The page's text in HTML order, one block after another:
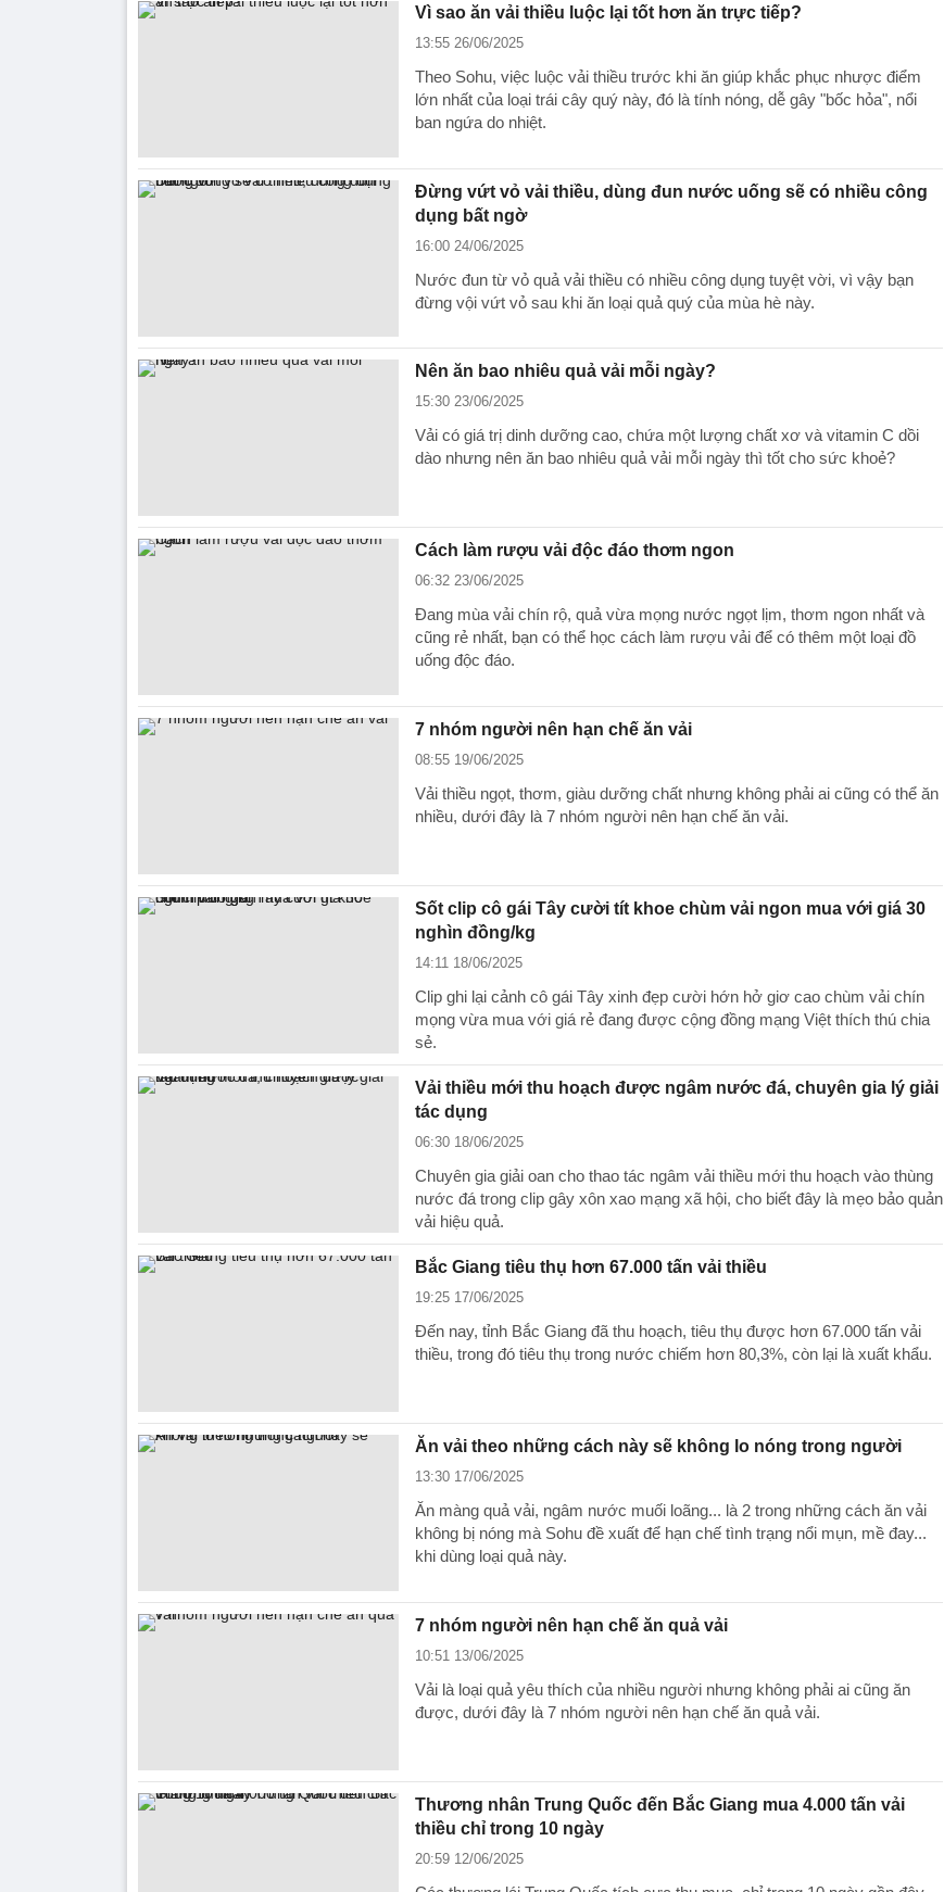
Vì sao ăn vải thiều luộc lại tốt hơn ăn trực tiếp?
13:55 26/06/2025
Theo Sohu, việc luộc vải thiều trước khi ăn giúp khắc phục nhược điểm
lớn nhất của loại trái cây quý này, đó là tính nóng, dễ gây "bốc hỏa", nổi
ban ngứa do nhiệt.
Đừng vứt vỏ vải thiều, dùng đun nước uống sẽ có nhiều công
dụng bất ngờ
16:00 24/06/2025
Nước đun từ vỏ quả vải thiều có nhiều công dụng tuyệt vời, vì vậy bạn
đừng vội vứt vỏ sau khi ăn loại quả quý của mùa hè này.
Nên ăn bao nhiêu quả vải mỗi ngày?
15:30 23/06/2025
Vải có giá trị dinh dưỡng cao, chứa một lượng chất xơ và vitamin C dồi
dào nhưng nên ăn bao nhiêu quả vải mỗi ngày thì tốt cho sức khoẻ?
Cách làm rượu vải độc đáo thơm ngon
06:32 23/06/2025
Đang mùa vải chín rộ, quả vừa mọng nước ngọt lịm, thơm ngon nhất và
cũng rẻ nhất, bạn có thể học cách làm rượu vải để có thêm một loại đồ
uống độc đáo.
7 nhóm người nên hạn chế ăn vải
08:55 19/06/2025
Vải thiều ngọt, thơm, giàu dưỡng chất nhưng không phải ai cũng có thể ăn
nhiều, dưới đây là 7 nhóm người nên hạn chế ăn vải.
Sốt clip cô gái Tây cười tít khoe chùm vải ngon mua với giá 30
nghìn đồng/kg
14:11 18/06/2025
Clip ghi lại cảnh cô gái Tây xinh đẹp cười hớn hở giơ cao chùm vải chín
mọng vừa mua với giá rẻ đang được cộng đồng mạng Việt thích thú chia
sẻ.
Vải thiều mới thu hoạch được ngâm nước đá, chuyên gia lý giải
tác dụng
06:30 18/06/2025
Chuyên gia giải oan cho thao tác ngâm vải thiều mới thu hoạch vào thùng
nước đá trong clip gây xôn xao mạng xã hội, cho biết đây là mẹo bảo quản
vải hiệu quả.
Bắc Giang tiêu thụ hơn 67.000 tấn vải thiều
19:25 17/06/2025
Đến nay, tỉnh Bắc Giang đã thu hoạch, tiêu thụ được hơn 67.000 tấn vải
thiều, trong đó tiêu thụ trong nước chiếm hơn 80,3%, còn lại là xuất khẩu.
Ăn vải theo những cách này sẽ không lo nóng trong người
13:30 17/06/2025
Ăn màng quả vải, ngâm nước muối loãng... là 2 trong những cách ăn vải
không bị nóng mà Sohu đề xuất để hạn chế tình trạng nổi mụn, mề đay...
khi dùng loại quả này.
7 nhóm người nên hạn chế ăn quả vải
10:51 13/06/2025
Vải là loại quả yêu thích của nhiều người nhưng không phải ai cũng ăn
được, dưới đây là 7 nhóm người nên hạn chế ăn quả vải.
Thương nhân Trung Quốc đến Bắc Giang mua 4.000 tấn vải
thiều chỉ trong 10 ngày
20:59 12/06/2025